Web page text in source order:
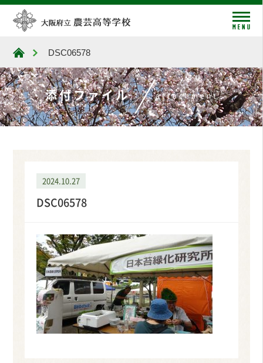
大阪府立農芸高等学校
DSC06578
添付ファイル attachment
2024.10.27
DSC06578